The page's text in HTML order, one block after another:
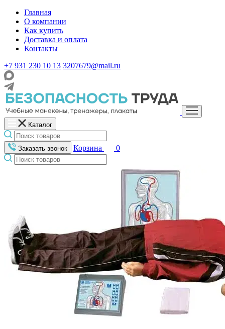
Главная
О компании
Как купить
Доставка и оплата
Контакты
+7 931 230 10 13 3207679@mail.ru
Каталог
Заказать звонок Корзина 0